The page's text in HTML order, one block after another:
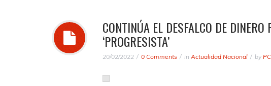
CONTINÚA EL DESFALCO DE
‘PROGRESISTA’
20/02/2022 0 Comments in Actualidad Nacional by